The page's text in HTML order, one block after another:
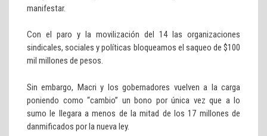
manifestar.
Con el paro y la movilización del 14 las organizaciones
sindicales, sociales y políticas bloqueamos el saqueo de $100
mil millones de pesos.
Sin embargo, Macri y los gobernadores vuelven a la carga
poniendo como “cambio” un bono por única vez que a lo
sumo le llegara a menos de la mitad de los 17 millones de
danmificados por la nueva ley.